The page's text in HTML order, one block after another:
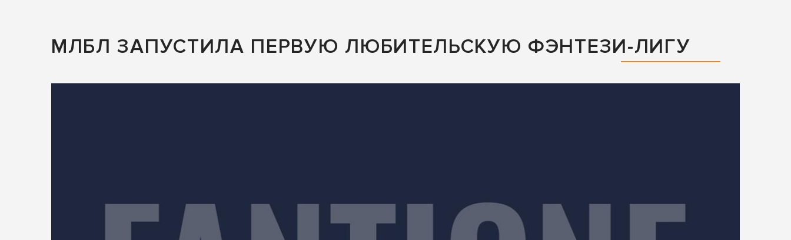
МЛБЛ ЗАПУСТИЛА ПЕРВУЮ ЛЮБИТЕЛЬСКУЮ ФЭНТЕЗИ-ЛИГУ